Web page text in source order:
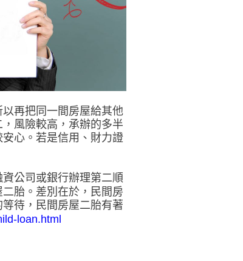
再把同一間房屋給其他
風險較高，承辦的多半
心。若是信用、財力證
公司或銀行辦理第二順
胎。差別在於，民間房
待，民間房屋二胎有著
loan.html